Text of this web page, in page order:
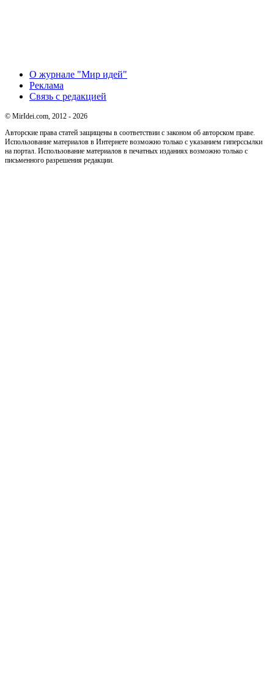
О журнале "Мир идей"
Реклама
Связь с редакцией
© MirIdei.com, 2012 - 2026
Авторские права статей защищены в соответствии с законом об авторском праве.
Использование материалов в Интернете возможно только с указанием гиперссылки
на портал. Использование материалов в печатных изданиях возможно только с
письменного разрешения редакции.